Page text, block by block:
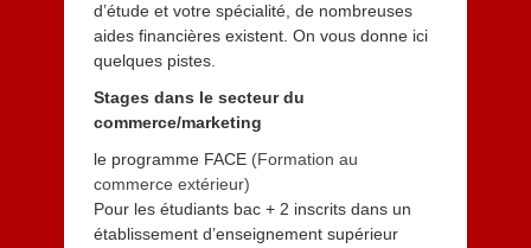
d’étude et votre spécialité, de nombreuses
aides financières existent. On vous donne ici
quelques pistes.
Stages dans le secteur du
commerce/marketing
le programme FACE (Formation au
commerce extérieur)
Pour les étudiants bac + 2 inscrits dans un
établissement d’enseignement supérieur